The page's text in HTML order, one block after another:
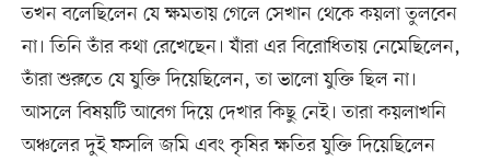
তখন বলেছিলেন যে ক্ষমতায় গেলে সেখান থেকে কয়লা তুলবেন
না। তিনি তাঁর কথা রেখেছেন। যাঁরা এর বিরোধিতায় নেমেছিলেন,
তাঁরা শুরুতে যে যুক্তি দিয়েছিলেন, তা ভালো যুক্তি ছিল না।
আসলে বিষয়টি আবেগ দিয়ে দেখার কিছু নেই। তারা কয়লাখনি
অঞ্চলের দুই ফসলি জমি এবং কৃষির ক্ষতির যুক্তি দিয়েছিলেন